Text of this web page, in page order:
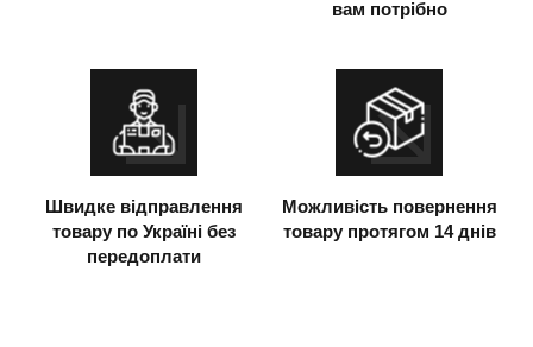
вам потрібно
Швидке відправлення
товару по Україні без
передоплати
Можливість повернення
товару протягом 14 днів